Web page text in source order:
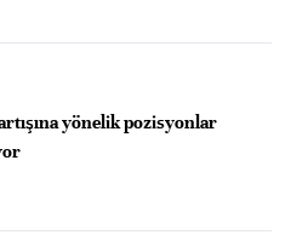
yönelik pozisyonlar